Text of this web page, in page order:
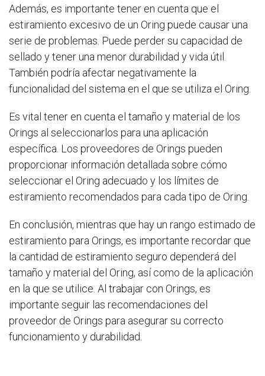
Además, es importante tener en cuenta que el
estiramiento excesivo de un Oring puede causar una
serie de problemas. Puede perder su capacidad de
sellado y tener una menor durabilidad y vida útil.
También podría afectar negativamente la
funcionalidad del sistema en el que se utiliza el Oring.
Es vital tener en cuenta el tamaño y material de los
Orings al seleccionarlos para una aplicación
específica. Los proveedores de Orings pueden
proporcionar información detallada sobre cómo
seleccionar el Oring adecuado y los límites de
estiramiento recomendados para cada tipo de Oring.
En conclusión, mientras que hay un rango estimado de
estiramiento para Orings, es importante recordar que
la cantidad de estiramiento seguro dependerá del
tamaño y material del Oring, así como de la aplicación
en la que se utilice. Al trabajar con Orings, es
importante seguir las recomendaciones del
proveedor de Orings para asegurar su correcto
funcionamiento y durabilidad.